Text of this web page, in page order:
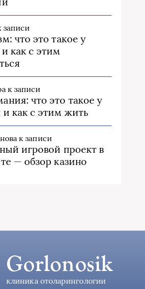
записи
что это такое у
как с этим
к записи
что это такое у
как с этим жить
к записи
игровой проект в
— обзор казино
Gorlonosik
клиника отоларингологии